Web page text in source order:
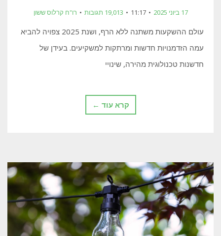
17 ביוני 2025 11:17 19,013 תגובות רו"ח קרלוס ששון
עולם ההשקעות משתנה ללא הרף, ושנת 2025 צפויה להביא
עמה הזדמנויות חדשות ומרתקות למשקיעים. בעידן של
חדשנות טכנולוגית מהירה, שינויי
קרא עוד ←